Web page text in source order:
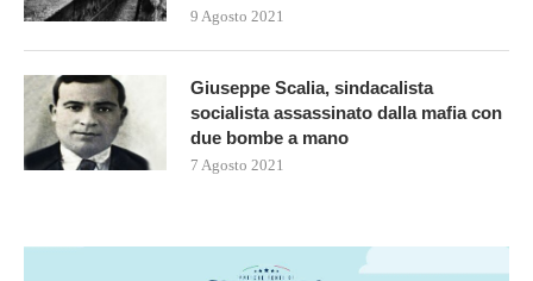
9 Agosto 2021
Giuseppe Scalia, sindacalista
socialista assassinato dalla mafia con
due bombe a mano
7 Agosto 2021